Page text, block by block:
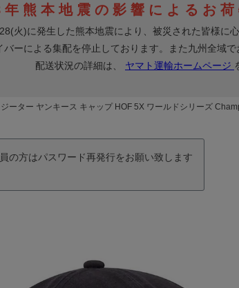
ーター ヤンキース キャップ HOF 5X ワールドシリーズ
の方はパスワード再発行をお願い致します